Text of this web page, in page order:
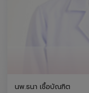
นพ.ธนา เชื้อบัณฑิต